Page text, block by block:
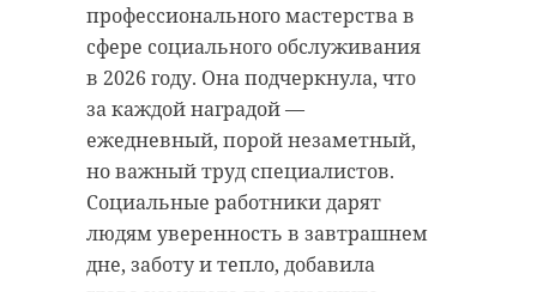
профессионального мастерства в
сфере социального обслуживания
в 2026 году. Она подчеркнула, что
за каждой наградой —
ежедневный, порой незаметный,
но важный труд специалистов.
Социальные работники дарят
людям уверенность в завтрашнем
дне, заботу и тепло, добавила